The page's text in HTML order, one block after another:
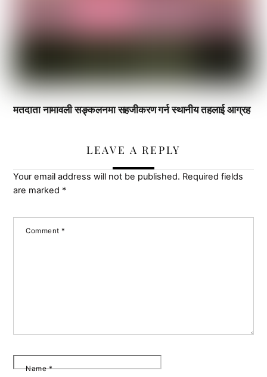
मतदाता नामावली सङ्कलनमा सहजीकरण गर्न स्थानीय तहलाई आग्रह
LEAVE A REPLY
Your email address will not be published. Required fields
are marked *
Comment*
Name*